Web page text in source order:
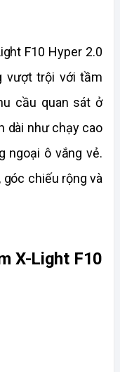
F10 Hyper 2.0
vượt trội với tầm
cầu quan sát ở
dài như chạy cao
ngoại ô vắng vẻ.
chiếu rộng và
X-Light F10